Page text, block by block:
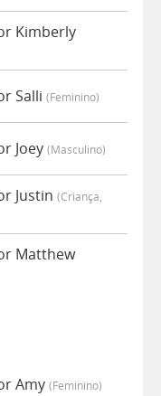
Kimberly
Salli (feminino)
Joey (masculino)
Justin (criança,
Matthew
Amy (feminino)